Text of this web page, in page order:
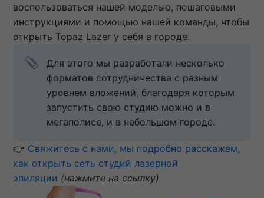
воспользоваться нашей моделью, пошаговыми
инструкциями и помощью нашей команды, чтобы
открыть Topaz Lazer у себя в городе.
Для этого мы разработали несколько
форматов сотрудничества с разным
уровнем вложений, благодаря которым
запустить свою студию можно и в
мегаполисе, и в небольшом городе.
👉 Свяжитесь с нами, мы подробно расскажем,
как открыть сеть студий лазерной
эпиляции (нажмите на ссылку)